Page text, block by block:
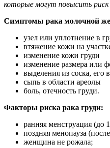
которые могут повысить риск
Симптомы рака молочной
узел или уплотнение в
втяжение кожи на
изменение кожи груди
изменение размера или
выделения из соска, его
сыпь в области ареолы
боль, отечность груди.
Факторы риска рака груди:
ранняя менструация (до
поздняя менопауза
женщина не рожала;